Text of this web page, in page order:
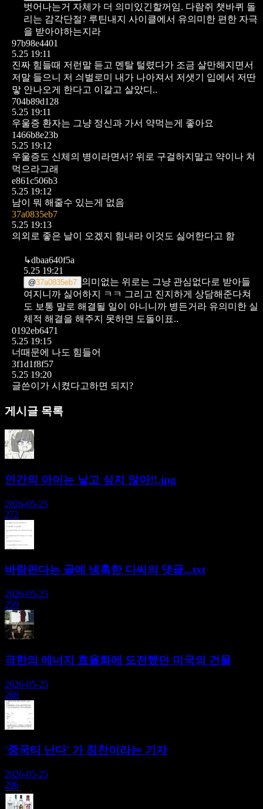
벗어나는거 자체가 더 의미있긴할꺼임. 다람쥐 챗바퀴 돌
리는 감각단절? 루틴내지 사이클에서 유의미한 편한 자극
을 받아야하는지라
97b98e4401
5.25 19:11
진짜 힘들때 저런말 듣고 멘탈 털렸다가 조금 살만해지면서
저말 들으니 저 싀벌로미 내가 나아져서 저샛기 입에서 저딴
맣 안나오게 한다고 이갈고 살았디..
704b89d128
5.25 19:11
우울증 환자는 그냥 정신과 가서 약먹는게 좋아요
1466b8e23b
5.25 19:12
우울증도 신체의 병이라면서? 위로 구걸하지말고 약이나 쳐
먹으라그래
e861c506b3
5.25 19:12
남이 뭐 해줄수 있는게 없음
37a0835eb7
5.25 19:13
의외로 좋은 날이 오겠지 힘내라 이것도 싫어한다고 함
↳dbaa640f5a
5.25 19:21
@37a0835eb7 의미없는 위로는 그냥 관심없다로 받아들
여지니까 싫어하지 ㅋㅋ 그리고 진지하게 상담해준다쳐
도 보통 말로 해결될 일이 아니니까 병든거라 유의미한 실
체적 해결을 해주지 못하면 도돌이표..
0192eb6471
5.25 19:15
너때문에 나도 힘들어
3f1d1f8f57
5.25 19:20
글쓴이가 시켰다고하면 되지?
게시글 목록
인간의 아이는 낳고 싶지 않아!!.jpg
2026-05-25
272
바람핀다는 글에 냉혹한 디씨의 댓글...txt
2026-05-25
259
극한의 에너지 효율화에 도전했던 미국의 건물
2026-05-25
260
'중국티 난다' 가 칭찬이라는 기자
2026-05-25
296